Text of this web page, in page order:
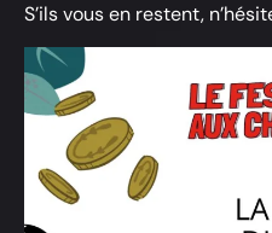
S’ils vous en restent,